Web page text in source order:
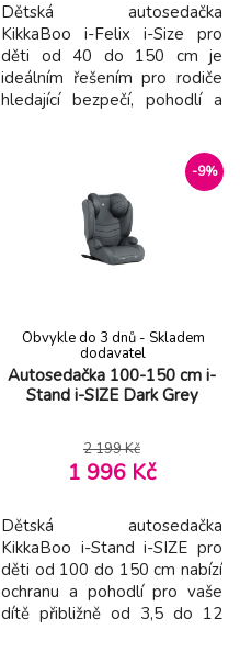
Dětská autosedačka
KikkaBoo i-Felix i-Size pro
děti od 40 do 150 cm je
ideálním řešením pro rodiče
hledající bezpečí, pohodlí a
let. Autosedačka splňuje
nejvyšší bezpečnostní
standardy i-Size podle normy
R129/03 a byla testována
organizací TÜV SÜD. Možnost
-9%
Autosedačka 100-150 cm i-
Stand i-SIZE Dark Grey
Obvykle do 3 dnů - Skladem
dodavatel
2 199 Kč
1 996 Kč
Dětská autosedačka
KikkaBoo i-Stand i-SIZE pro
děti od 100 do 150 cm nabízí
ochranu a pohodlí pro vaše
dítě přibližně od 3,5 do 12